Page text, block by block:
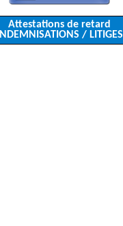
Attestations de retard
INDEMNISATIONS / LITIGES